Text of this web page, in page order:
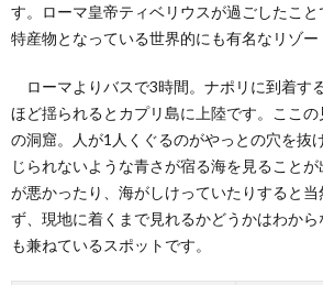
す。ローマ皇帝ティベリウスが過ごしたこ
特産物となっている世界的にも有名なリゾー
ローマよりバスで3時間。ナポリに到着す
ほど揺られるとカプリ島に上陸です。ここ
の洞窟。人が1人くぐるのがやっとの穴を抜
じられないような青さが宿る海を見ること
が悪かったり、海がしけっていたりすると
ず、現地に着くまで見れるかどうかはわか
も兼ねているスポットです。